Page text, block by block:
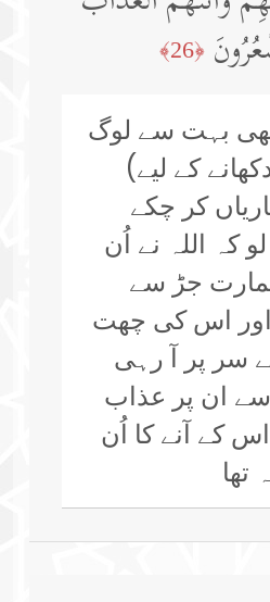
﴿26﴾
بہت سے لوگ
کے لیے)
کر چکے
کہ اللہ نے اُن
جڑ سے
اور اس کی چھت
سر پر آ رہی
ان پر عذاب
کے آنے کا اُن
تھا